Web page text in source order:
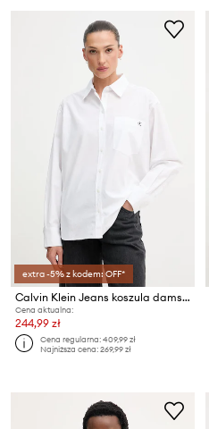
extra -5% z kodem: OFF*
Calvin Klein Jeans koszula damska bawełniana
Cena aktualna:
244,99 zł
Cena regularna:409,99 zł
Najniższa cena:269,99 zł